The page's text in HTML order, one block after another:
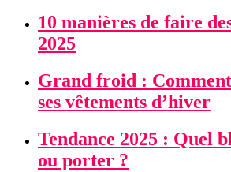
10 manières de faire
2025
Grand froid :
ses vêtements d’hiver
Tendance 2025 : Quel
ou porter ?